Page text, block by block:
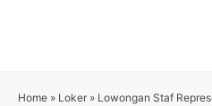
Home » Loker » Lowongan Staf